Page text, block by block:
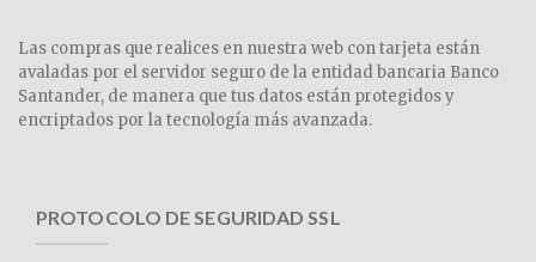
Las compras que realices en nuestra web con tarjeta están
avaladas por el servidor seguro de la entidad bancaria Banco
Santander, de manera que tus datos están protegidos y
encriptados por la tecnología más avanzada.
PROTOCOLO DE SEGURIDAD SSL